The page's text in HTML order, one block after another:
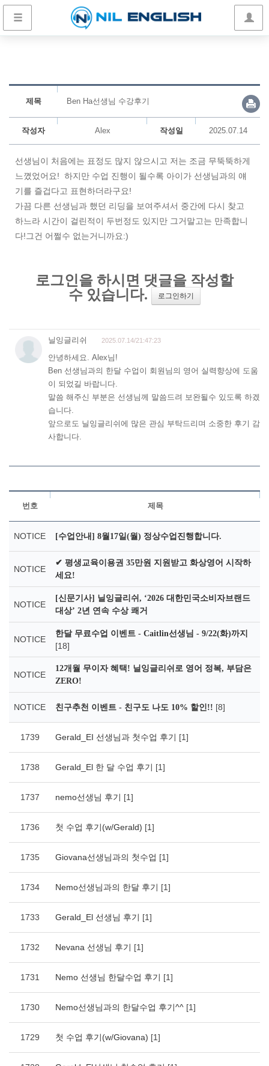
제목 Ben Ha선생님 수강후기
작성자 Alex 작성일 2025.07.14
선생님이 처음에는 표정도 많지 않으시고 저는 조금 무뚝뚝하게
느꼈었어요! 하지만 수업 진행이 될수록 아이가 선생님과의 얘
기를 즐겁다고 표현하더라구요!
가끔 다른 선생님과 했던 리딩을 보여주셔서 중간에 다시 찾고
하느라 시간이 걸린적이 두번정도 있지만 그거말고는 만족합니
다!그건 어쩔수 없는거니까요:)